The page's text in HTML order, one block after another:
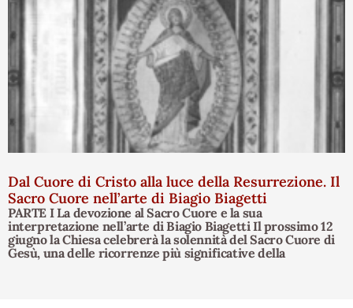
Dal Cuore di Cristo alla luce della Resurrezione. Il
Sacro Cuore nell’arte di Biagio Biagetti
PARTE I La devozione al Sacro Cuore e la sua
interpretazione nell’arte di Biagio Biagetti Il prossimo 12
giugno la Chiesa celebrerà la solennità del Sacro Cuore di
Gesù, una delle ricorrenze più significative della